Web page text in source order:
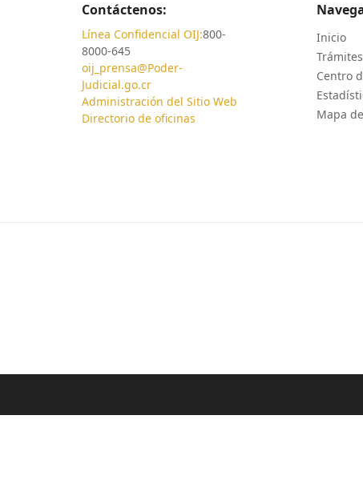
Contáctenos:
Línea Confidencial OIJ:800-
8000-645
oij_prensa@Poder-
Judicial.go.cr
Administración del Sitio Web
Directorio de oficinas
Inicio
Centro
Mapa